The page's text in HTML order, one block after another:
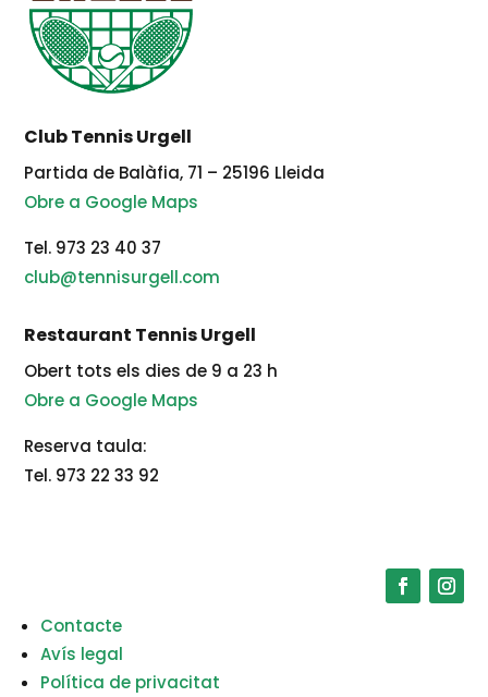
Club Tennis Urgell
Partida de Balàfia, 71 – 25196 Lleida
Obre a Google Maps
Tel. 973 23 40 37
club@tennisurgell.com
Restaurant Tennis Urgell
Obert tots els dies de 9 a 23 h
Obre a Google Maps
Reserva taula:
Tel. 973 22 33 92
Contacte
Avís legal
Política de privacitat